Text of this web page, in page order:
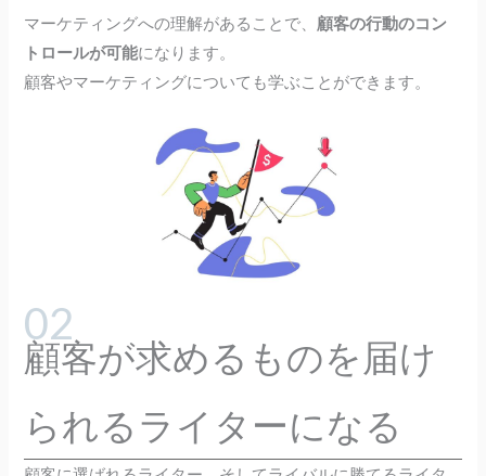
マーケティングへの理解があることで、 顧客の行動のコン
トロールが可能になります。
顧客やマーケティングについても学ぶことができます。
顧客が求めるものを届け
られるライターになる